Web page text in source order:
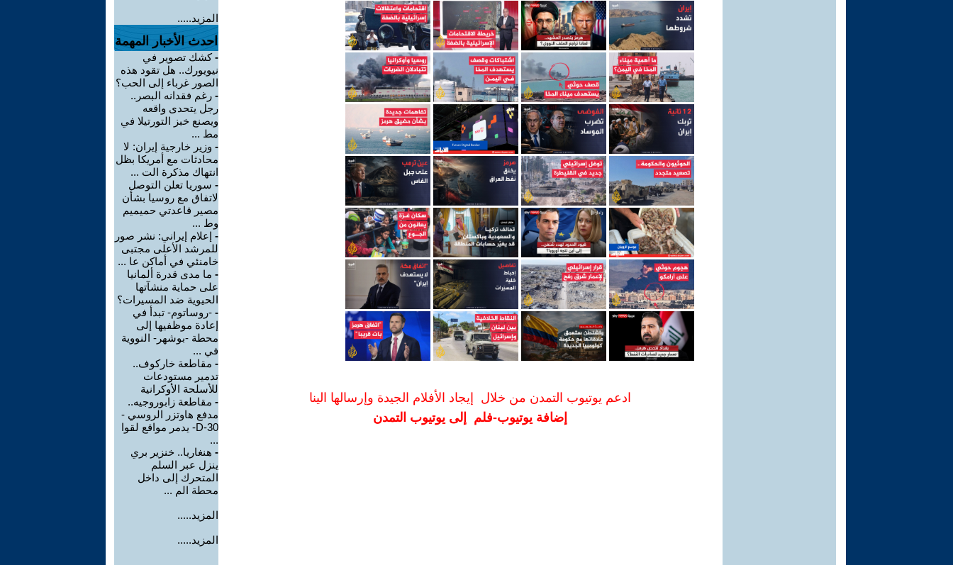
ادعم يوتيوب التمدن من خلال إيجاد الأفلام الجيدة وإرسالها الينا
إضافة يوتيوب-فلم إلى يوتيوب التمدن
المزيد.....
احدث الأخبار المهمة
-كشك تصوير في
نيويورك.. هل تقود هذه
الصور غرباء إلى الحب؟
- رغم فقدانه البصر..
رجل يتحدى واقعه
ويصنع خبز التورتيلا في
مط ...
- وزير خارجية إيران: لا
محادثات مع أمريكا بظل
انتهاك مذكرة الت ...
- سوريا تعلن التوصل
لاتفاق مع روسيا بشأن
مصير قاعدتي حميميم
وط ...
- إعلام إيراني: نشر صور
للمرشد الأعلى مجتبى
خامنئي في أماكن عا ...
- ما مدى قدرة ألمانيا
على حماية منشآتها
الحيوية ضد المسيرات؟
- -روساتوم- تبدأ في
إعادة موظفيها إلى
محطة -بوشهر- النووية
في ...
- مقاطعة خاركوف..
تدمير مستودعات
للأسلحة الأوكرانية
- مقاطعة زابوروجيه..
مدفع هاوتزر الروسي -
D-30- يدمر مواقع لقوا
...
- هنغاريا.. خنزير بري
ينزل عبر السلم
المتحرك إلى داخل
محطة الم ...
المزيد.....
المزيد.....